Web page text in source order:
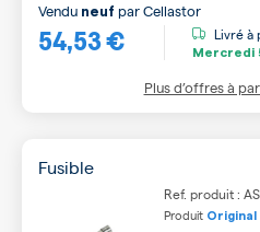
54,53 €
Vendu neuf parCellastor
Livré à
Mercredi
Plus d’offres à
Fusible
Ref. produit :
Produit Original